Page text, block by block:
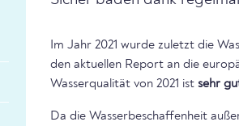
Im Jahr 2021 wurde zuletzt die
den aktuellen Report an die
Wasserqualität von 2021 ist sehr
Da die Wasserbeschaffenheit